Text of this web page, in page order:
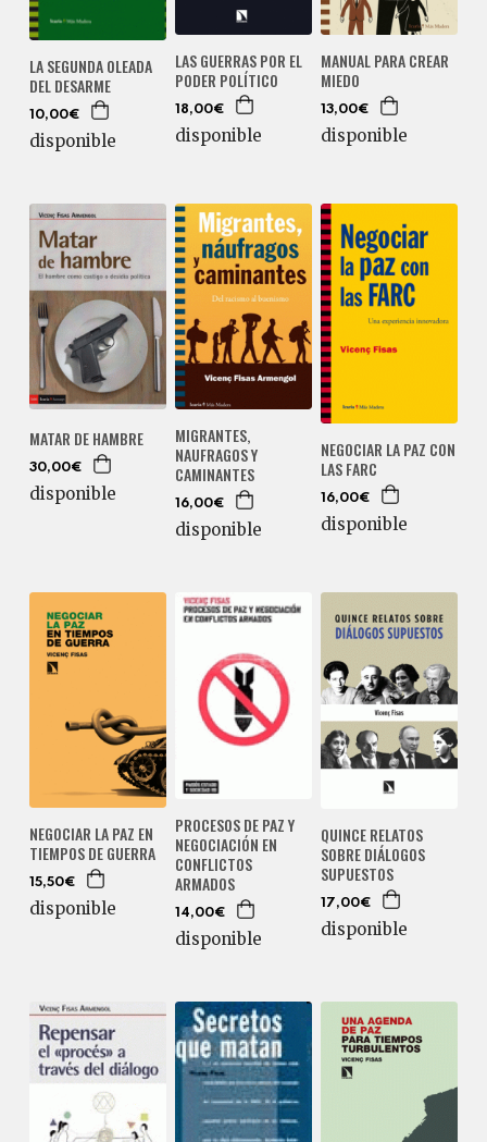
LA SEGUNDA OLEADA
DEL DESARME
10,00€
disponible
LAS GUERRAS POR EL
PODER POLÍTICO
18,00€
disponible
MANUAL PARA CREAR
MIEDO
13,00€
disponible
MATAR DE HAMBRE
30,00€
disponible
MIGRANTES,
NAUFRAGOS Y
CAMINANTES
16,00€
disponible
NEGOCIAR LA PAZ CON
LAS FARC
16,00€
disponible
NEGOCIAR LA PAZ EN
TIEMPOS DE GUERRA
15,50€
disponible
PROCESOS DE PAZ Y
NEGOCIACIÓN EN
CONFLICTOS
ARMADOS
14,00€
disponible
QUINCE RELATOS
SOBRE DIÁLOGOS
SUPUESTOS
17,00€
disponible